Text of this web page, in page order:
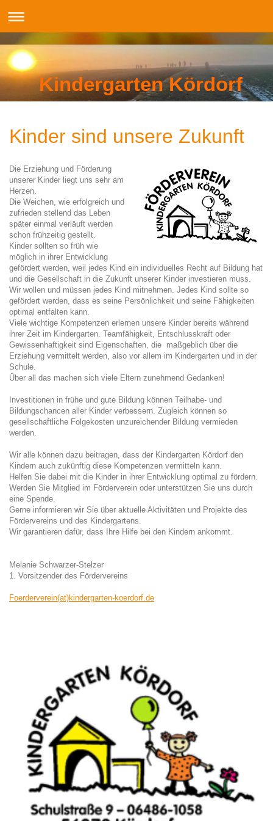
Kindergarten Kördorf
Kinder sind unsere Zukunft
Die Erziehung und Förderung
unserer Kinder liegt uns sehr am
Herzen.
Die Weichen, wie erfolgreich und
zufrieden stellend das Leben
später einmal verläuft werden
schon frühzeitig gestellt.
Kinder sollten so früh wie
möglich in ihrer Entwicklung
gefördert werden, weil jedes Kind ein individuelles Recht auf Bildung hat
und die Gesellschaft in die Zukunft unserer Kinder investieren muss.
Wir wollen und müssen jedes Kind mitnehmen. Jedes Kind sollte so
gefördert werden, dass es seine Persönlichkeit und seine Fähigkeiten
optimal entfalten kann.
Viele wichtige Kompetenzen erlernen unsere Kinder bereits während
ihrer Zeit im Kindergarten. Teamfähigkeit, Entschlusskraft oder
Gewissenhaftigkeit sind Eigenschaften, die maßgeblich über die
Erziehung vermittelt werden, also vor allem im Kindergarten und in der
Schule.
Über all das machen sich viele Eltern zunehmend Gedanken!
Investitionen in frühe und gute Bildung können Teilhabe- und
Bildungschancen aller Kinder verbessern. Zugleich können so
gesellschaftliche Folgekosten unzureichender Bildung vermieden
werden.
Wir alle können dazu beitragen, dass der Kindergarten Kördorf den
Kindern auch zukünftig diese Kompetenzen vermitteln kann.
Helfen Sie dabei mit die Kinder in ihrer Entwicklung optimal zu fördern.
Werden Sie Mitglied im Förderverein oder unterstützen Sie uns durch
eine Spende.
Gerne informieren wir Sie über aktuelle Aktivitäten und Projekte des
Fördervereins und des Kindergartens.
Wir garantieren dafür, dass Ihre Hilfe bei den Kindern ankommt.
Melanie Schwarzer-Stelzer
1. Vorsitzender des Fördervereins
Foerderverein(at)kindergarten-koerdorf.de